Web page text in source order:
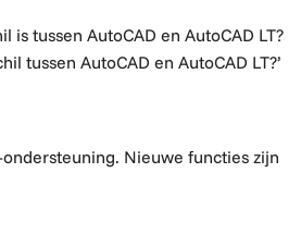
tussen AutoCAD en AutoCAD LT?
tussen AutoCAD en AutoCAD LT?’
ondersteuning. Nieuwe functies zijn